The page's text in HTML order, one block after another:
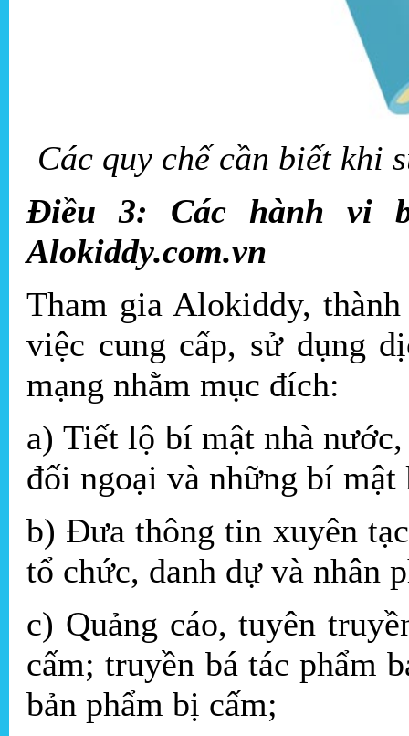
Các quy chế cần biết khi
Điều 3: Các hành vi
Alokiddy.com.vn
Tham gia Alokiddy,
việc cung cấp, sử dụng
mạng nhằm mục đích:
a) Tiết lộ bí mật nhà
đối ngoại và những bí
b) Đưa thông tin xuyên
tổ chức, danh dự và nhân
c) Quảng cáo, tuyên
cấm; truyền bá tác phẩm
bản phẩm bị cấm;